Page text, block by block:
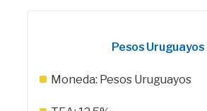
Pesos Uruguayos
Moneda: Pesos Uruguayos